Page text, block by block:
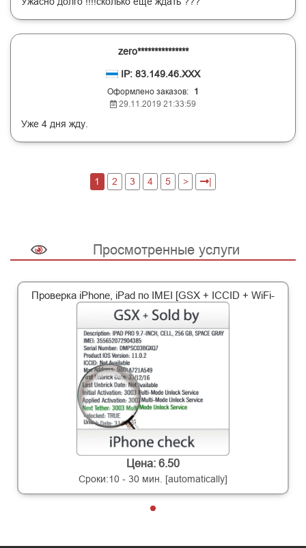
zero***************
IP: 83.149.46.XXX
Oформлено заказов:
1
29.11.2019 21:33:59
Уже 4 дня жду.
1 2 3 4 5 > |
Просмотренные услуги
Проверка iPhone, iPad по IMEI [GSX + ICCID + WiFi-
Цена: 6.50
Сроки:10 - 30 мин. [automatically]